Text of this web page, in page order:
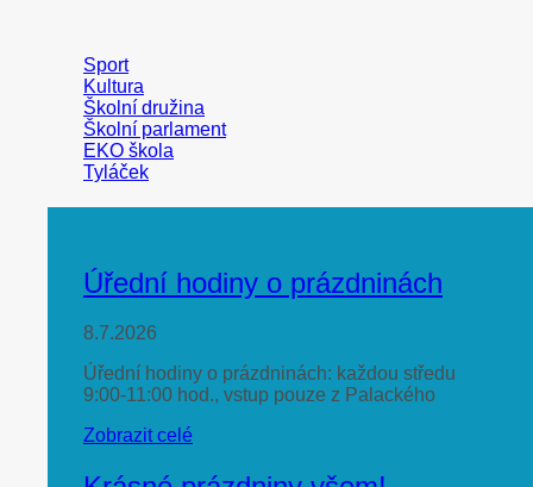
Sport
Kultura
Školní družina
Školní parlament
EKO škola
Tyláček
Úřední hodiny o prázdninách
8.7.2026
Úřední hodiny o prázdninách: každou středu
9:00-11:00 hod., vstup pouze z Palackého
Zobrazit celé